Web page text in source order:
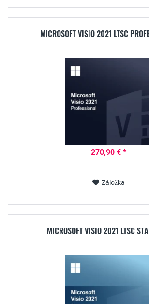
MICROSOFT VISIO 2021 LTSC
270,90 € *
Záložka
MICROSOFT VISIO 2021 LTSC